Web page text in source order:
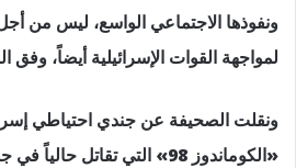
ونفوذها الاجتماعي الواسع، ليس من
لمواجهة القوات الإسرائيلية أيضاً، وفق
ونقلت الصحيفة عن جندي احتياطي
«الكوماندوز 98» التي تقاتل